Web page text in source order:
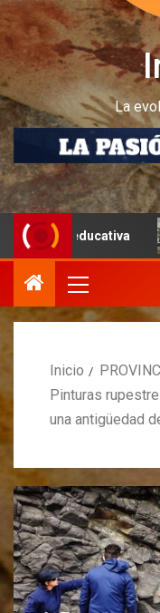
La
Inicio
Pinturas
una antigüedad